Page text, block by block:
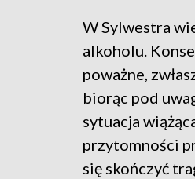
W Sylwestra
alkoholu.
poważne,
biorąc pod
sytuacja
przytomności
się skończyć